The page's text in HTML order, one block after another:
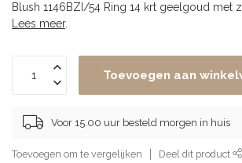
Blush 1146BZI/54 Ring 14 krt geelgoud met
Lees meer.
Toevoegen aan
Voor 15.00 uur besteld morgen in huis
Toevoegen om te vergelijken Deel dit product